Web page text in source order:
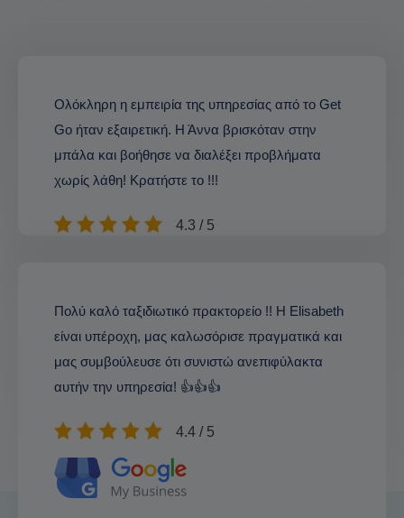
Ολόκληρη η εμπειρία της υπηρεσίας από το Get
Go ήταν εξαιρετική. Η Άννα βρισκόταν στην
μπάλα και βοήθησε να διαλέξει προβλήματα
χωρίς λάθη! Κρατήστε το !!!
4.3 / 5
Πολύ καλό ταξιδιωτικό πρακτορείο !! Η Elisabeth
είναι υπέροχη, μας καλωσόρισε πραγματικά και
μας συμβούλευσε ότι συνιστώ ανεπιφύλακτα
αυτήν την υπηρεσία! 👍👍👍
4.4 / 5